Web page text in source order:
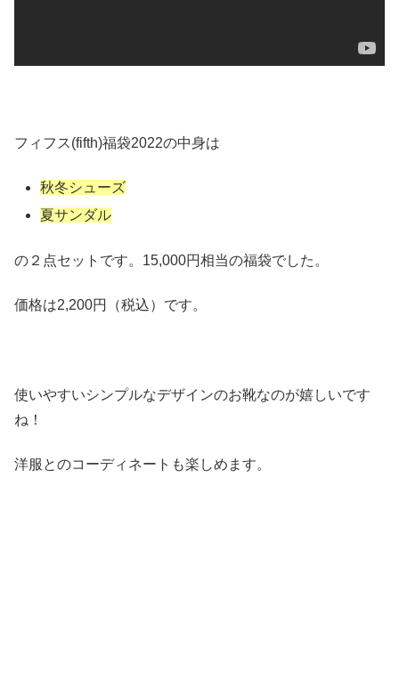
フィフス(fifth)福袋2022の中身は
秋冬シューズ
夏サンダル
の２点セットです。15,000円相当の福袋でした。
価格は2,200円（税込）です。
使いやすいシンプルなデザインのお靴なのが嬉しいです
ね！
洋服とのコーディネートも楽しめます。